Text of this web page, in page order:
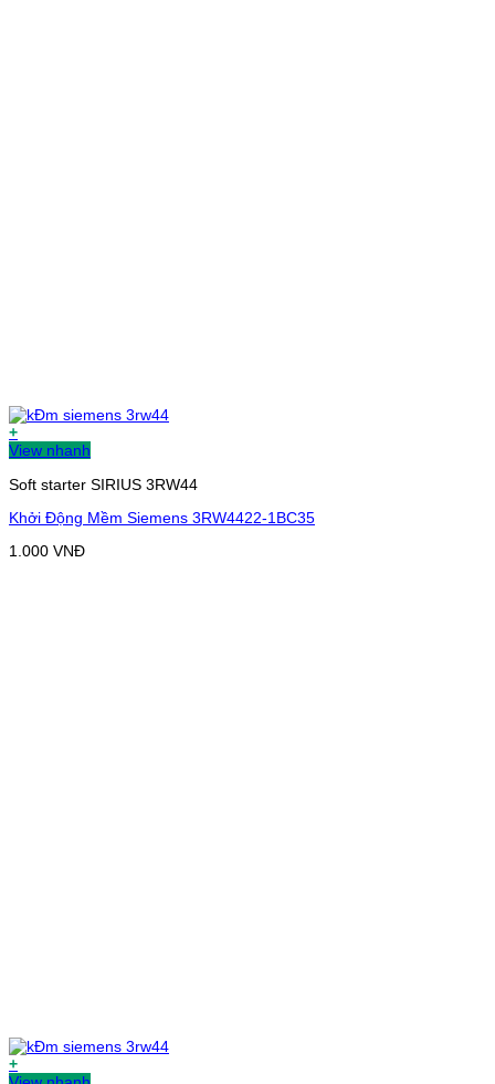
+
View nhanh
Soft starter SIRIUS 3RW44
Khởi Động Mềm Siemens 3RW4422-1BC35
1.000 VNĐ
+